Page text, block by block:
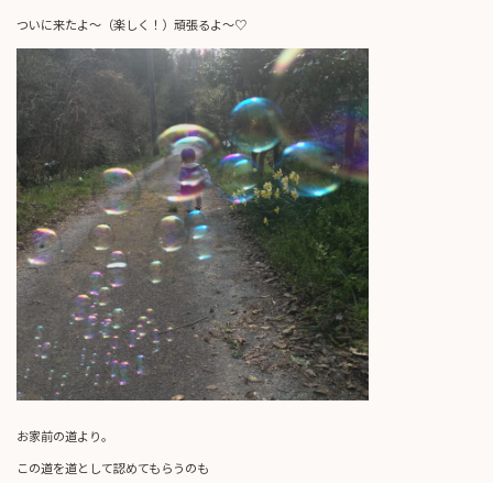
ついに来たよ～（楽しく！）頑張るよ～♡
お家前の道より。
この道を道として認めてもらうのも